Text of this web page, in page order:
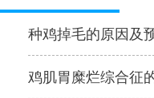
种鸡掉毛的原因及
鸡肌胃糜烂综合征